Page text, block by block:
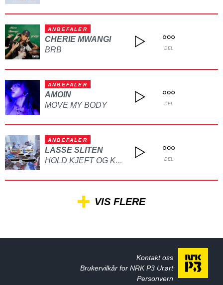
ANBEFALER
CHERIE MWANGI
BRB
DEL
ANBEFALER
AMOIN
MOVE MY BODY
DEL
ANBEFALER
LASSE SLITEN
HOLD KJEFT OG KYSS MEG DEL
VIS FLERE
Kontakt oss
Brukervilkår for NRK P3 Urørt
Personvern